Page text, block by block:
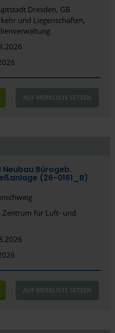
Dresden, GB
und Liegenschaften,
AUF MERKLISTE SETZEN
Neubau Bürogeb.
(26-0161_B)
Zentrum für Luft- und
AUF MERKLISTE SETZEN